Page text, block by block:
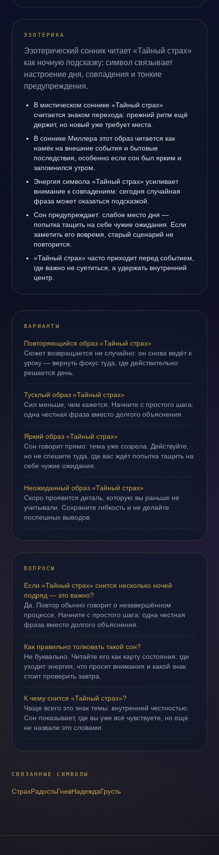
ЭЗОТЕРИКА
Эзотерический сонник читает «Тайный страх»
как ночную подсказку: символ связывает
настроение дня, совпадения и тонкие
предупреждения.
В мистическом соннике «Тайный страх»
считается знаком перехода: прежний ритм ещё
держит, но новый уже требует места.
В соннике Миллера этот образ читается как
намёк на внешние события и бытовые
последствия, особенно если сон был ярким и
запомнился утром.
Энергия символа «Тайный страх» усиливает
внимание к совпадениям: сегодня случайная
фраза может оказаться подсказкой.
Сон предупреждает: слабое место дня —
попытка тащить на себе чужие ожидания. Если
заметить его вовремя, старый сценарий не
повторится.
«Тайный страх» часто приходит перед событием,
где важно не суетиться, а удержать внутренний
центр.
ВАРИАНТЫ
Повторяющийся образ «Тайный страх»
Сюжет возвращается не случайно: он снова ведёт к
уроку — вернуть фокус туда, где действительно
решается день.
Тусклый образ «Тайный страх»
Сил меньше, чем кажется. Начните с простого шага:
одна честная фраза вместо долгого объяснения.
Яркий образ «Тайный страх»
Сон говорит прямо: тема уже созрела. Действуйте,
но не спешите туда, где вас ждёт попытка тащить на
себе чужие ожидания.
Неожиданный образ «Тайный страх»
Скоро проявится деталь, которую вы раньше не
учитывали. Сохраните гибкость и не делайте
поспешных выводов.
ВОПРОСЫ
Если «Тайный страх» снится несколько ночей
подряд — это важно?
Да. Повтор обычно говорит о незавершённом
процессе. Начните с простого шага: одна честная
фраза вместо долгого объяснения.
Как правильно толковать такой сон?
Не буквально. Читайте его как карту состояния: где
уходит энергия, что просит внимания и какой знак
стоит проверить завтра.
К чему снится «Тайный страх»?
Чаще всего это знак темы: внутренней честностью.
Сон показывает, где вы уже всё чувствуете, но ещё
не назвали это словами.
СВЯЗАННЫЕ СИМВОЛЫ
СтрахРадостьГневНадеждаГрусть